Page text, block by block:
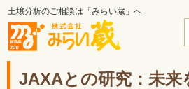
土壌分析のご相談は「みらい蔵」へ
JAXAとの研究：未来